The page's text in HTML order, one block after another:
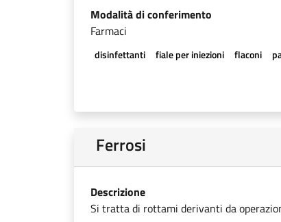
Modalità di conferimento
Farmaci
disinfettanti fiale per iniezioni flaconi
Ferrosi
Descrizione
Si tratta di rottami derivanti da